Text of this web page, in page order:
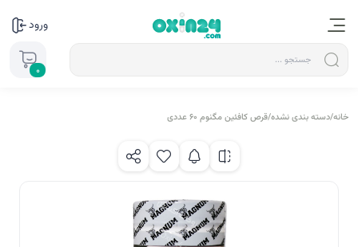
ورود
0
خانه/دسته بندی نشده/قرص کافئین مگنوم 60 عددی